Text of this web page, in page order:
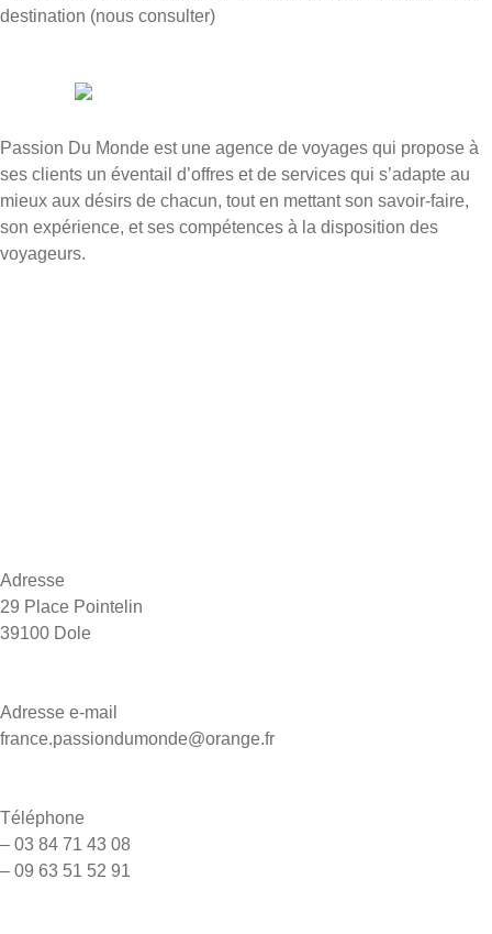
destination (nous consulter)
Passion Du Monde est une agence de voyages qui propose à
ses clients un éventail d’offres et de services qui s’adapte au
mieux aux désirs de chacun, tout en mettant son savoir-faire,
son expérience, et ses compétences à la disposition des
voyageurs.
Adresse
29 Place Pointelin
39100 Dole
Adresse e-mail
france.passiondumonde@orange.fr
Téléphone
– 03 84 71 43 08
– 09 63 51 52 91